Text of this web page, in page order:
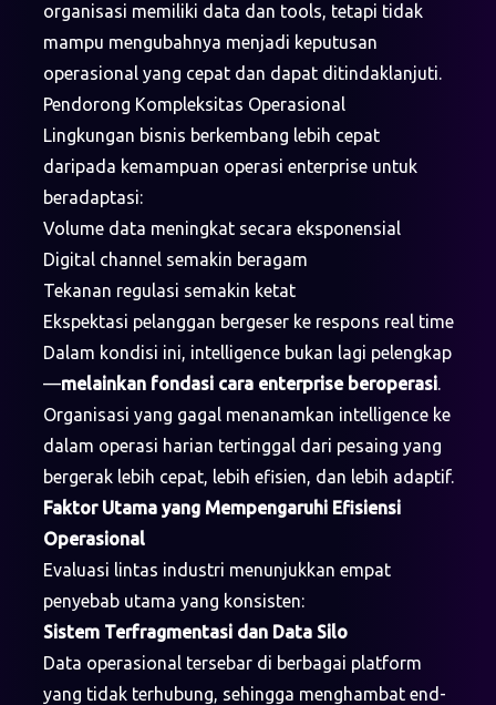
organisasi memiliki data dan tools, tetapi tidak
mampu mengubahnya menjadi keputusan
operasional yang cepat dan dapat ditindaklanjuti.
Pendorong Kompleksitas Operasional
Lingkungan bisnis berkembang lebih cepat
daripada kemampuan operasi enterprise untuk
beradaptasi:
Volume data meningkat secara eksponensial
Digital channel semakin beragam
Tekanan regulasi semakin ketat
Ekspektasi pelanggan bergeser ke respons real time
Dalam kondisi ini, intelligence bukan lagi pelengkap
—melainkan fondasi cara enterprise beroperasi.
Organisasi yang gagal menanamkan intelligence ke
dalam operasi harian tertinggal dari pesaing yang
bergerak lebih cepat, lebih efisien, dan lebih adaptif.
Faktor Utama yang Mempengaruhi Efisiensi
Operasional
Evaluasi lintas industri menunjukkan empat
penyebab utama yang konsisten:
Sistem Terfragmentasi dan Data Silo
Data operasional tersebar di berbagai platform
yang tidak terhubung, sehingga menghambat end-